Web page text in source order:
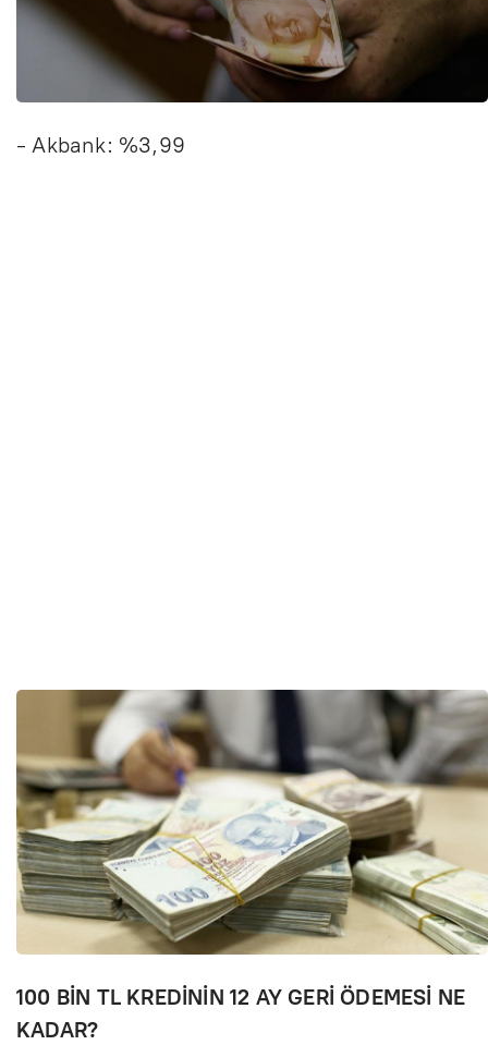
- Akbank: %3,99
100 BİN TL KREDİNİN 12 AY GERİ ÖDEMESİ NE
KADAR?